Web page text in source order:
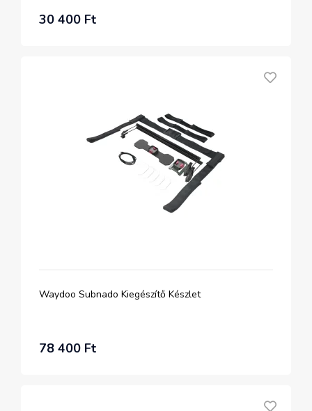
30 400 Ft
Waydoo Subnado Kiegészítő Készlet
78 400 Ft